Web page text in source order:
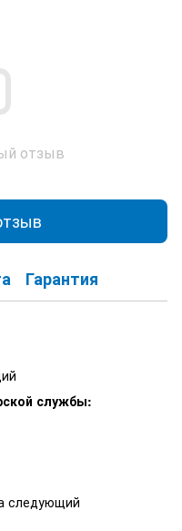
отзыв
Гарантия
службы:
следующий